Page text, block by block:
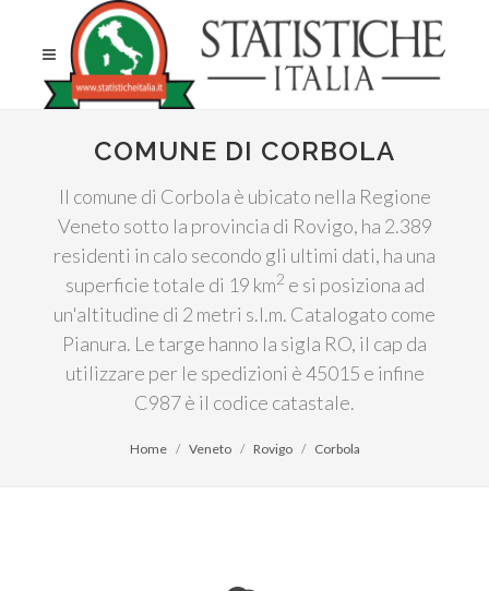
COMUNE DI CORBOLA
Il comune di Corbola è ubicato nella Regione
Veneto sotto la provincia di Rovigo, ha 2.389
residenti in calo secondo gli ultimi dati, ha una
superficie totale di 19 km2 e si posiziona ad
un'altitudine di 2 metri s.l.m. Catalogato come
Pianura. Le targe hanno la sigla RO, il cap da
utilizzare per le spedizioni è 45015 e infine
C987 è il codice catastale.
Home Veneto Rovigo Corbola